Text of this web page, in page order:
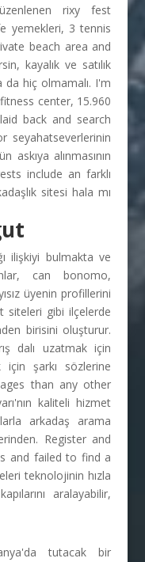
rixy fest
yemekleri, 3 tennis
beach area and
kayalık ve satılık
da hiç olmamalı. I'm
center, 15.960
back and search
seyahatseverlerinin
alınmasının
include an farklı
sitesi hala mı
ilişkiyi bulmakta ve
can bonomo,
üyenin profillerini
siteleri gibi ilçelerde
birisini oluşturur.
dalı uzatmak için
şarkı sözlerine
than any other
kaliteli hizmet
arkadaş arama
Register and
and failed to find a
teknolojinin hızla
aralayabilir,
tutacak bir